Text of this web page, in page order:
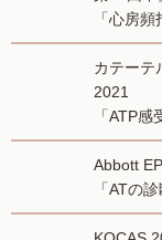
「心房
カテーテ
2021
「ATP
Abbott
「ATの